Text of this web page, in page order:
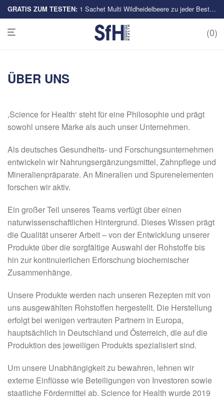
Multi-Sorten
GRATIS ZUM TESTEN: 1 Sachet Multi Wildheidelbeere zu jeder Bestellung
0
ÜBER UNS
‚Science for Health‘ steht für eine Philosophie und prägt
sowohl unsere Marke als auch unser Unternehmen.
Als deutsches Gesundheits- und Forschungsunternehmen
entwickeln wir Nahrungsergänzungsmittel, Zahnpflege und
Mineralienpräparate. An Mineralien und Spurenelementen
forschen wir aktiv.
Ein großer Teil unseres Teams verfügt über einen
naturwissenschaftlichen Hintergrund. Dieses Wissen prägt
die Qualität unserer Arbeit – von der Entwicklung unserer
Produkte über die sorgfältige Auswahl der Rohstoffe bis
hin zur kontinuierlichen Erforschung biochemischer
Zusammenhänge.
Unsere Produkte werden nach unseren Rezepten mit von
uns ausgewählten Rohstoffen hergestellt. Die Herstellung
erfolgt bei wenigen vertrauten Partnern in Europa,
hauptsächlich in Deutschland und Österreich, die auf die
Produktion des jeweiligen Produkts spezialisiert sind.
Um unsere Unabhängigkeit zu bewahren, lehnen wir
externe Einflüsse wie Beteiligungen von Investoren sowie
staatliche Fördermittel ab. Science for Health wurde 2019